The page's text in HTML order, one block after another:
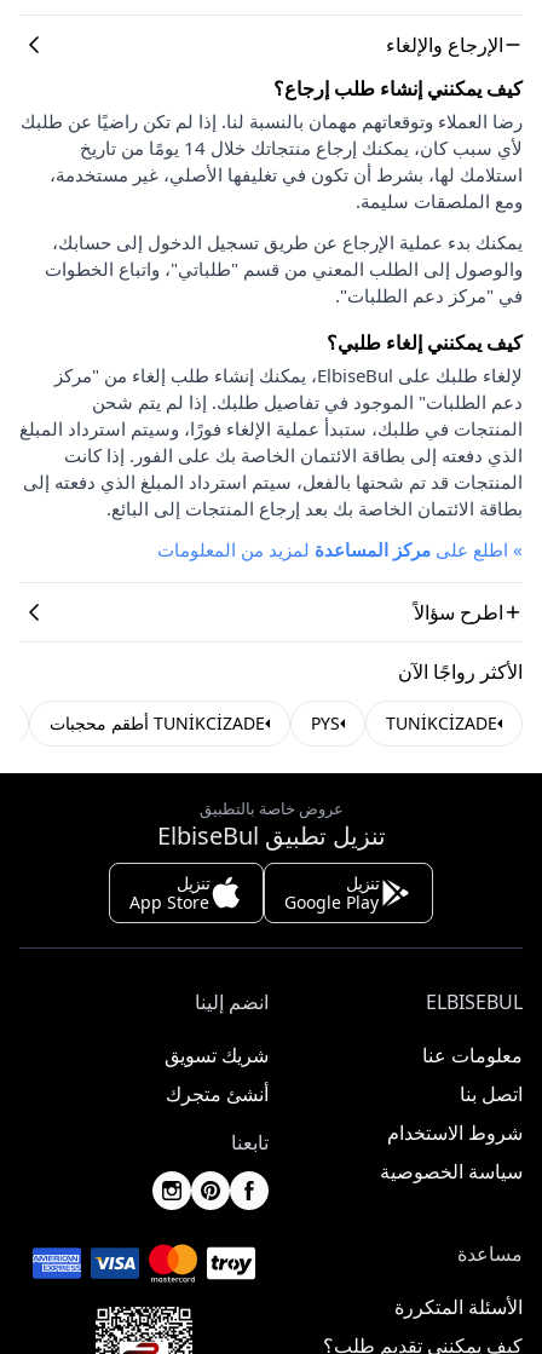
الإرجاع والإلغاء
كيف يمكنني إنشاء طلب إرجاع؟
رضا العملاء وتوقعاتهم مهمان بالنسبة لنا. إذا لم تكن راضيًا عن طلبك
لأي سبب كان، يمكنك إرجاع منتجاتك خلال 14 يومًا من تاريخ
استلامك لها، بشرط أن تكون في تغليفها الأصلي، غير مستخدمة،
ومع الملصقات سليمة.
يمكنك بدء عملية الإرجاع عن طريق تسجيل الدخول إلى حسابك،
والوصول إلى الطلب المعني من قسم "طلباتي"، واتباع الخطوات
في "مركز دعم الطلبات".
كيف يمكنني إلغاء طلبي؟
لإلغاء طلبك على ElbiseBul، يمكنك إنشاء طلب إلغاء من "مركز
دعم الطلبات" الموجود في تفاصيل طلبك. إذا لم يتم شحن
المنتجات في طلبك، ستبدأ عملية الإلغاء فورًا، وسيتم استرداد المبلغ
الذي دفعته إلى بطاقة الائتمان الخاصة بك على الفور. إذا كانت
المنتجات قد تم شحنها بالفعل، سيتم استرداد المبلغ الذي دفعته إلى
بطاقة الائتمان الخاصة بك بعد إرجاع المنتجات إلى البائع.
» اطلع على مركز المساعدة لمزيد من المعلومات
اطرح سؤالاً
الأكثر رواجًا الآن
TUNİKCİZADE
PYS TUNİKCİZADE أطقم محجبات
عروض خاصة بالتطبيق
تنزيل تطبيق ElbiseBul
تنزيل
Google Play
تنزيل
App Store
ELBISEBUL
معلومات عنا
اتصل بنا
شروط الاستخدام
سياسة الخصوصية
انضم إلينا
شريك تسويق
أنشئ متجرك
تابعنا
مساعدة
الأسئلة المتكررة
كيف يمكنني تقديم طلب؟